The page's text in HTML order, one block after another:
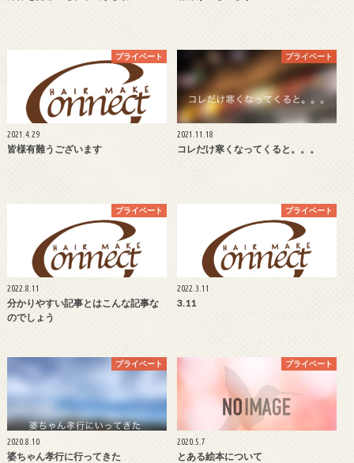
プライベート
2021.4.29
皆様有難うございます
プライベート
2021.11.18
コレだけ寒くなってくると。。。
プライベート
2022.8.11
分かりやすい記事とはこんな記事な
のでしょう
プライベート
2022.3.11
3.11
プライベート
2020.8.10
婆ちゃん孝行に行ってきた
プライベート
2020.5.7
とある絵本について